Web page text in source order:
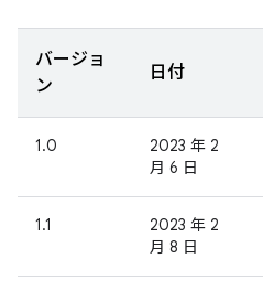
バージョ
ン
日付
1.0
2023 年 2
月 6 日
1.1
2023 年 2
月 8 日